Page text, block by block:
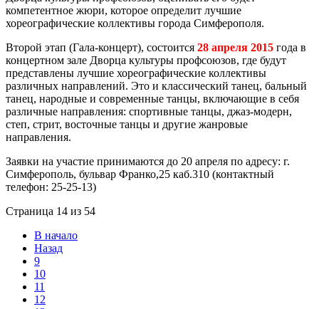
компетентное жюри, которое определит лучшие
хореографические коллективы города Симферополя.
Второй этап (Гала-концерт), состоится 28 апреля 2015 года в
концертном зале Дворца культуры профсоюзов, где будут
представлены лучшие хореографические коллективы
различных направлений. Это и классический танец, бальный
танец, народные и современные танцы, включающие в себя
различные направления: спортивные танцы, джаз-модерн,
степ, стрит, восточные танцы и другие жанровые
направления.
Заявки на участие принимаются до 20 апреля по адресу: г.
Симферополь, бульвар Франко,25 каб.310 (контактный
телефон: 25-25-13)
Страница 14 из 54
В начало
Назад
9
10
11
12